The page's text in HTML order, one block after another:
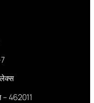
– 462011